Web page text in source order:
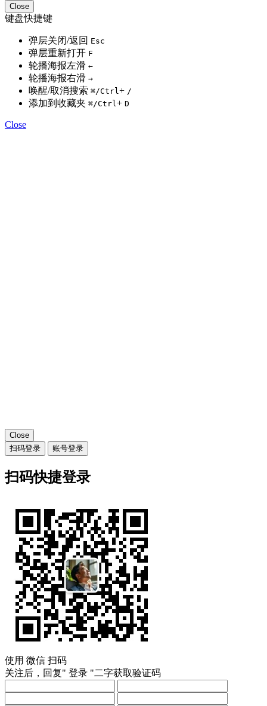
Close
键盘快捷键
弹层关闭/返回 Esc
弹层重新打开 F
轮播海报左滑 ←
轮播海报右滑 →
唤醒/取消搜索 ⌘/Ctrl + /
添加到收藏夹 ⌘/Ctrl + D
Close
Close
扫码登录
账号登录
扫码快捷登录
使用 微信 扫码
关注后，回复" 登录 "二字获取验证码